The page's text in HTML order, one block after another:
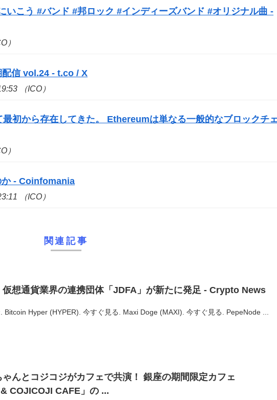
いこう #バンド #邦ロック #インディーズバンド #オリジナル曲 -
）
信 vol.24 - t.co / X
（ICO）
初から存在してきた。 Ethereumは単なる一般的なブロックチ
）
か - Coinfomania
（ICO）
関連記事
仮想通貨業界の連携団体「JDFA」が新たに発足 - Crypto News
Bitcoin Hyper (HYPER). 今すぐ見る. Maxi Doge (MAXI). 今すぐ見る. PepeNode ...
んとコジコジがカフェで共演！ 銀座の期間限定カフェ
& COJICOJI CAFE」の ...